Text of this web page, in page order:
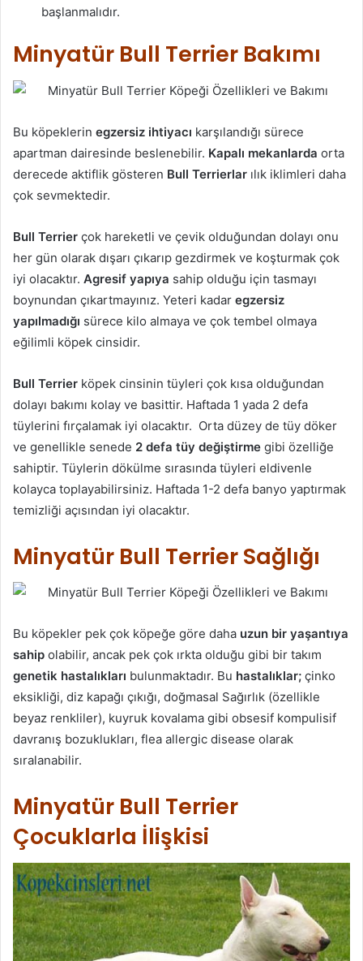
başlanmalıdır.
Minyatür Bull Terrier Bakımı
Bu köpeklerin egzersiz ihtiyacı karşılandığı sürece
apartman dairesinde beslenebilir. Kapalı mekanlarda orta
derecede aktiflik gösteren Bull Terrierlar ılık iklimleri daha
çok sevmektedir.
Bull Terrier çok hareketli ve çevik olduğundan dolayı onu
her gün olarak dışarı çıkarıp gezdirmek ve koşturmak çok
iyi olacaktır. Agresif yapıya sahip olduğu için tasmayı
boynundan çıkartmayınız. Yeteri kadar egzersiz
yapılmadığı sürece kilo almaya ve çok tembel olmaya
eğilimli köpek cinsidir.
Bull Terrier köpek cinsinin tüyleri çok kısa olduğundan
dolayı bakımı kolay ve basittir. Haftada 1 yada 2 defa
tüylerini fırçalamak iyi olacaktır. Orta düzey de tüy döker
ve genellikle senede 2 defa tüy değiştirme gibi özelliğe
sahiptir. Tüylerin dökülme sırasında tüyleri eldivenle
kolayca toplayabilirsiniz. Haftada 1-2 defa banyo yaptırmak
temizliği açısından iyi olacaktır.
Minyatür Bull Terrier Sağlığı
Bu köpekler pek çok köpeğe göre daha uzun bir yaşantıya
sahip olabilir, ancak pek çok ırkta olduğu gibi bir takım
genetik hastalıkları bulunmaktadır. Bu hastalıklar; çinko
eksikliği, diz kapağı çıkığı, doğmasal Sağırlık (özellikle
beyaz renkliler), kuyruk kovalama gibi obsesif kompulisif
davranış bozuklukları, flea allergic disease olarak
sıralanabilir.
Minyatür Bull Terrier
Çocuklarla İlişkisi